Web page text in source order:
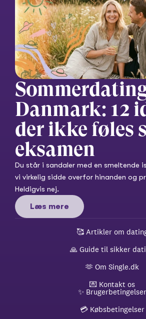
Danmark: 12
der ikke føles
eksamen
Du står i sandaler med en smeltende
vi virkelig sidde overfor hinanden og
Heldigvis nej.
Læs mere
🥰 Artikler om
🙏 Guide til sikker
🫶 Om Single.dk
💌 Kontakt os
✨ Brugerbetingelser
💳 Købsbetingelser